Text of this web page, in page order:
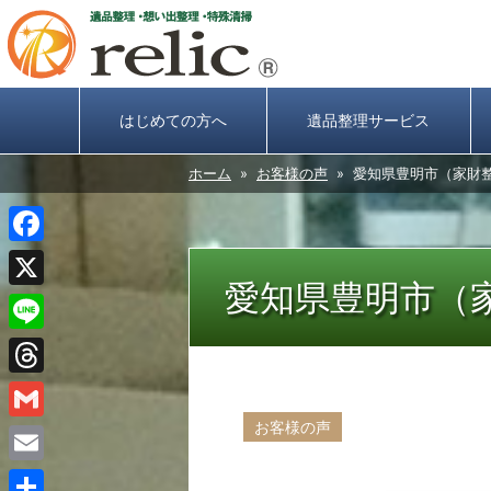
はじめての方へ 遺品整理サービス
ホーム » お客様の声 » 愛知県豊明市（家財
愛知県豊明市（
お客様の声
Facebook
X
Line
Threads
Gmail
Email